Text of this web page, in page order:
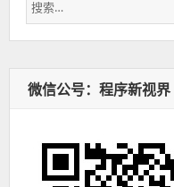
索：
微信公号：程序新视界